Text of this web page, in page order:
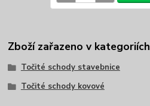
Zboží zařazeno v kategoriích
Točité schody stavebnice
Točité schody kovové